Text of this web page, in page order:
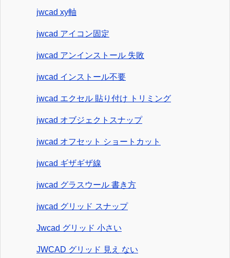
jwcad xy軸
jwcad アイコン固定
jwcad アンインストール 失敗
jwcad インストール不要
jwcad エクセル 貼り付け トリミング
jwcad オブジェクトスナップ
jwcad オフセット ショートカット
jwcad ギザギザ線
jwcad グラスウール 書き方
jwcad グリッド スナップ
Jwcad グリッド 小さい
JWCAD グリッド 見え ない